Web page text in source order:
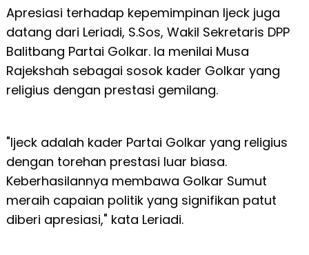
Apresiasi terhadap kepemimpinan Ijeck juga
datang dari Leriadi, S.Sos, Wakil Sekretaris DPP
Balitbang Partai Golkar. Ia menilai Musa
Rajekshah sebagai sosok kader Golkar yang
religius dengan prestasi gemilang.
"Ijeck adalah kader Partai Golkar yang religius
dengan torehan prestasi luar biasa.
Keberhasilannya membawa Golkar Sumut
meraih capaian politik yang signifikan patut
diberi apresiasi," kata Leriadi.